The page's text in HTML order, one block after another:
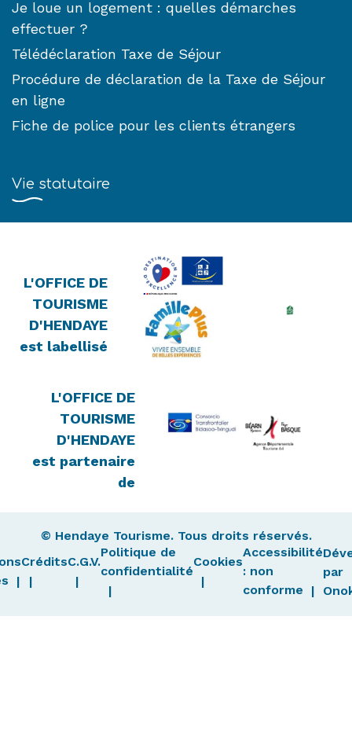
Je loue un logement : quelles démarches
effectuer ?
Télédéclaration Taxe de Séjour
Procédure de déclaration de la Taxe de Séjour
en ligne
Fiche de police pour les clients étrangers
Vie statutaire
L'OFFICE DE
TOURISME
D'HENDAYE
est labellisé
L'OFFICE DE
TOURISME
D'HENDAYE
est partenaire
de
© Hendaye Tourisme. Tous droits réservés.
CréditsC.G.V.
Politique de
confidentialité
Cookies
Accessibilité
: non
conforme
par